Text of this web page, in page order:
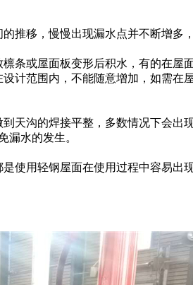
推移，慢慢出现漏水点并不断增多
条或屋面板变形后积水，有的在
计范围内，不能随意增加，如需
天沟的焊接平整，多数情况下会
漏水的发生。
使用轻钢屋面在使用过程中容易出